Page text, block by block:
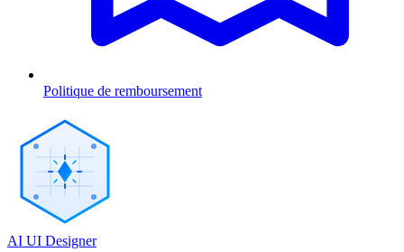
Politique de remboursement
AI UI Designer